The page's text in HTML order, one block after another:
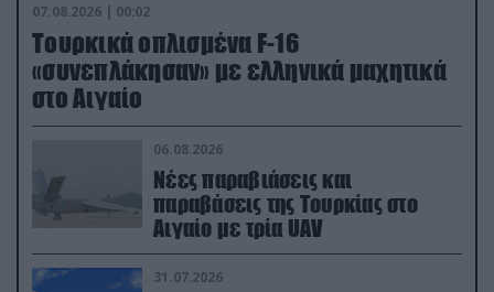
07.08.2026 | 00:02
Τουρκικά οπλισμένα F-16
«συνεπλάκησαν» με ελληνικά μαχητικά
στο Αιγαίο
06.08.2026
Νέες παραβιάσεις και
παραβάσεις της Τουρκίας στο
Αιγαίο με τρία UAV
31.07.2026